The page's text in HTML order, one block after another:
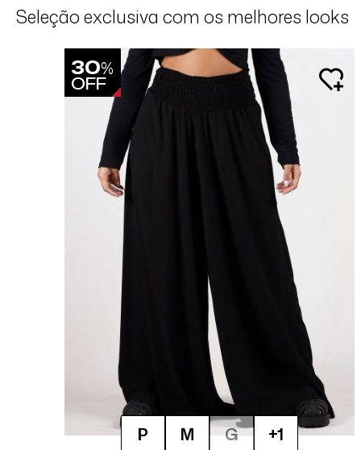
Seleção exclusiva com os melhores looks
30%
OFF
P M G +1